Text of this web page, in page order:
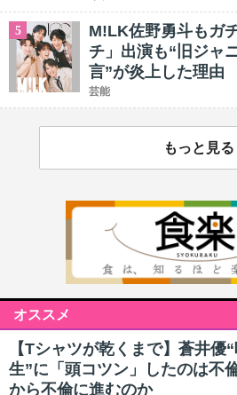
5
M!LK佐野勇斗もガ
チ」出演も“旧ジャ
言”が炎上した理由
芸能
もっと見る
オススメ
【Tシャツが乾くまで】蒼井優
生”に「頭コツン」したのは不
から不倫に進むのか